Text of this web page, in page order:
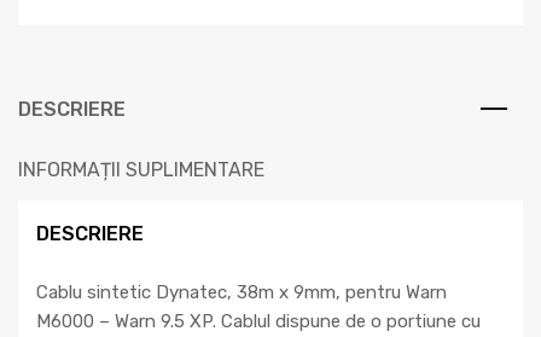
DESCRIERE
INFORMAȚII SUPLIMENTARE
DESCRIERE
Cablu sintetic Dynatec, 38m x 9mm, pentru Warn
M6000 – Warn 9.5 XP. Cablul dispune de o portiune cu